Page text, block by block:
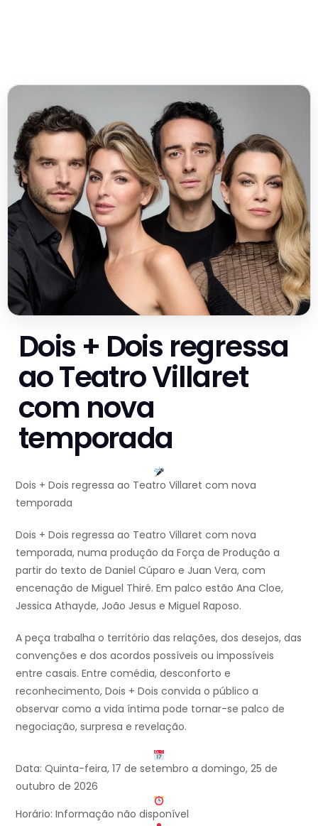
Dois + Dois regressa
ao Teatro Villaret
com nova
temporada
Dois + Dois regressa ao Teatro Villaret com nova
temporada
Dois + Dois regressa ao Teatro Villaret com nova
temporada, numa produção da Força de Produção a
partir do texto de Daniel Cúparo e Juan Vera, com
encenação de Miguel Thiré. Em palco estão Ana Cloe,
Jessica Athayde, João Jesus e Miguel Raposo.
A peça trabalha o território das relações, dos desejos, das
convenções e dos acordos possíveis ou impossíveis
entre casais. Entre comédia, desconforto e
reconhecimento, Dois + Dois convida o público a
observar como a vida íntima pode tornar-se palco de
negociação, surpresa e revelação.
Data: Quinta-feira, 17 de setembro a domingo, 25 de
outubro de 2026
Horário: Informação não disponível